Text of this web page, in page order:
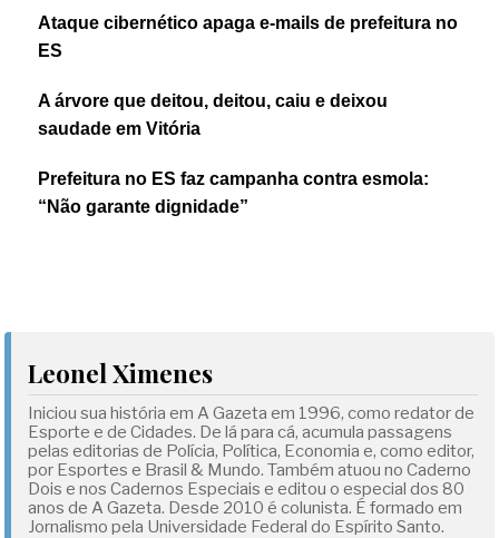
Ataque cibernético apaga e-mails de prefeitura no
ES
A árvore que deitou, deitou, caiu e deixou
saudade em Vitória
Prefeitura no ES faz campanha contra esmola:
“Não garante dignidade”
Leonel Ximenes
Iniciou sua história em A Gazeta em 1996, como redator de
Esporte e de Cidades. De lá para cá, acumula passagens
pelas editorias de Polícia, Política, Economia e, como editor,
por Esportes e Brasil & Mundo. Também atuou no Caderno
Dois e nos Cadernos Especiais e editou o especial dos 80
anos de A Gazeta. Desde 2010 é colunista. É formado em
Jornalismo pela Universidade Federal do Espírito Santo.